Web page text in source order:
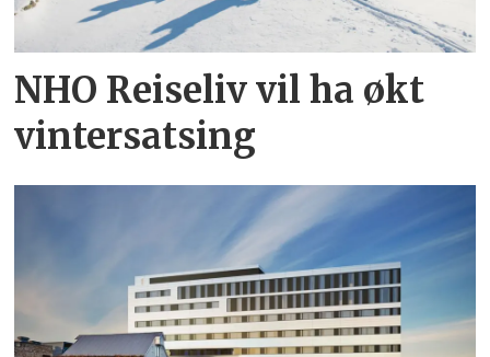
NHO Reiseliv vil ha økt
vintersatsing